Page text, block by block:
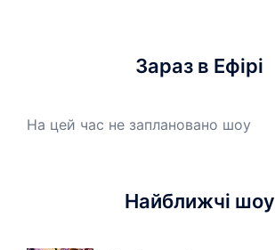
Зараз в Ефірі
На цей час не заплановано шоу
Найближчі шоу